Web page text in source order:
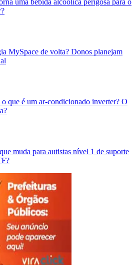
uma bebida alcóolica perigosa para o
MySpace de volta? Donos planejam
que é um ar-condicionado inverter? O
muda para autistas nível 1 de suporte